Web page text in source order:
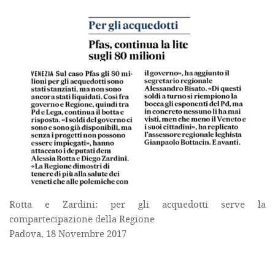
Rotta e Zardini: per gli acquedotti serve la
compartecipazione della Regione
Padova, 18 Novembre 2017